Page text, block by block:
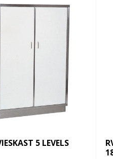
5 LEVELS